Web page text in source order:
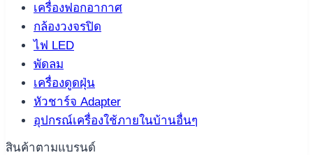
เครื่องฟอกอากาศ
กล้องวงจรปิด
ไฟ LED
พัดลม
เครื่องดูดฝุ่น
หัวชาร์จ Adapter
อุปกรณ์เครื่องใช้ภายในบ้านอื่นๆ
สินค้าตามแบรนด์